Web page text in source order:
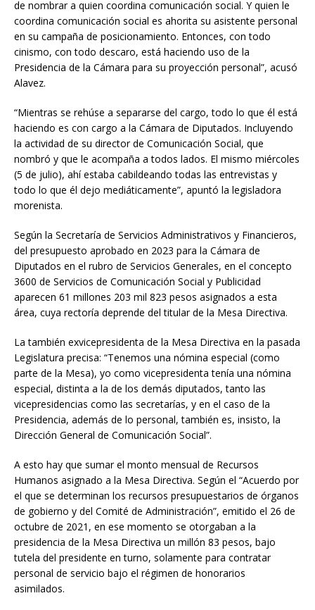
de nombrar a quien coordina comunicación social. Y quien le
coordina comunicación social es ahorita su asistente personal
en su campaña de posicionamiento. Entonces, con todo
cinismo, con todo descaro, está haciendo uso de la
Presidencia de la Cámara para su proyección personal”, acusó
Alavez.
“Mientras se rehúse a separarse del cargo, todo lo que él está
haciendo es con cargo a la Cámara de Diputados. Incluyendo
la actividad de su director de Comunicación Social, que
nombró y que le acompaña a todos lados. El mismo miércoles
(5 de julio), ahí estaba cabildeando todas las entrevistas y
todo lo que él dejo mediáticamente”, apuntó la legisladora
morenista.
Según la Secretaría de Servicios Administrativos y Financieros,
del presupuesto aprobado en 2023 para la Cámara de
Diputados en el rubro de Servicios Generales, en el concepto
3600 de Servicios de Comunicación Social y Publicidad
aparecen 61 millones 203 mil 823 pesos asignados a esta
área, cuya rectoría deprende del titular de la Mesa Directiva.
La también exvicepresidenta de la Mesa Directiva en la pasada
Legislatura precisa: “Tenemos una nómina especial (como
parte de la Mesa), yo como vicepresidenta tenía una nómina
especial, distinta a la de los demás diputados, tanto las
vicepresidencias como las secretarías, y en el caso de la
Presidencia, además de lo personal, también es, insisto, la
Dirección General de Comunicación Social”.
A esto hay que sumar el monto mensual de Recursos
Humanos asignado a la Mesa Directiva. Según el “Acuerdo por
el que se determinan los recursos presupuestarios de órganos
de gobierno y del Comité de Administración”, emitido el 26 de
octubre de 2021, en ese momento se otorgaban a la
presidencia de la Mesa Directiva un millón 83 pesos, bajo
tutela del presidente en turno, solamente para contratar
personal de servicio bajo el régimen de honorarios
asimilados.